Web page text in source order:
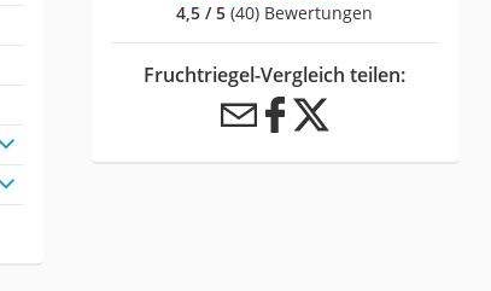
4,5 / 5 (40) Bewertungen
Fruchtriegel-Vergleich teilen: